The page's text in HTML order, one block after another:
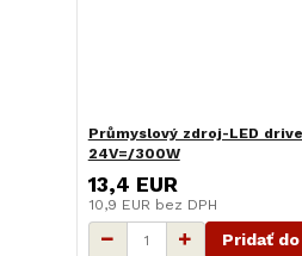
Průmyslový zdroj-LED
24V=/300W
13,4 EUR
10,9 EUR bez DPH
Pridať